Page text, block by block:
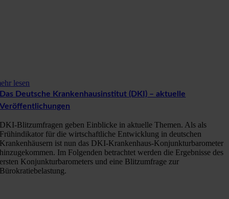
lesen
Das Deutsche Krankenhausinstitut (DKI) – aktuelle
Veröffentlichungen
DKI-Blitzumfragen geben Einblicke in aktuelle Themen. Als als
Frühindikator für die wirtschaftliche Entwicklung in deutschen
Krankenhäusern ist nun das DKI-Krankenhaus-Konjunkturbarometer
hinzugekommen. Im Folgenden betrachtet werden die Ergebnisse des
ersten Konjunkturbarometers und eine Blitzumfrage zur
Bürokratiebelastung.